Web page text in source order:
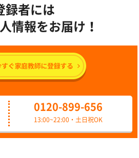
録者には
情報をお届け！
0120-899-656
13:00~22:00・土日祝OK